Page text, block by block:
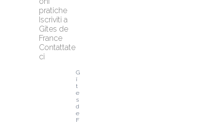
pratiche
Iscriviti a
Gîtes de
France
Contattate
ci
G
î
t
e
s
d
e
F